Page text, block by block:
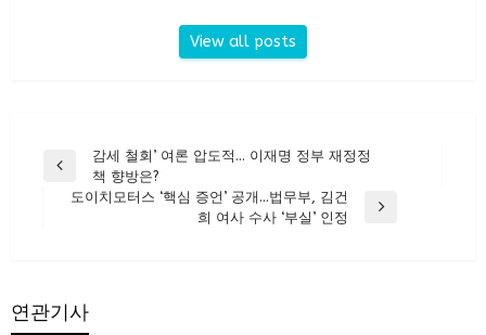
View all posts
글
Previous
Post
감세 철회’ 여론 압도적… 이재명 정부 재정정
책 향방은?
도이치모터스 ‘핵심 증언’ 공개…법무부, 김건
희 여사 수사 ‘부실’ 인정
연관기사